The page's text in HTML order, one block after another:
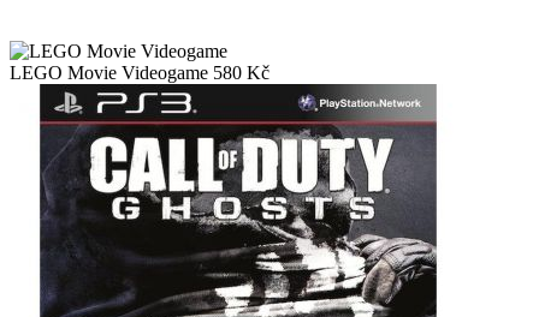
LEGO Movie Videogame 580 Kč